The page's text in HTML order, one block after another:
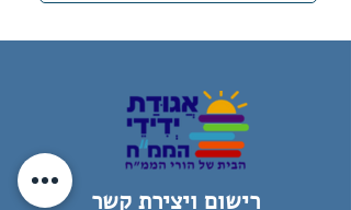
רישום ויצירת קשר